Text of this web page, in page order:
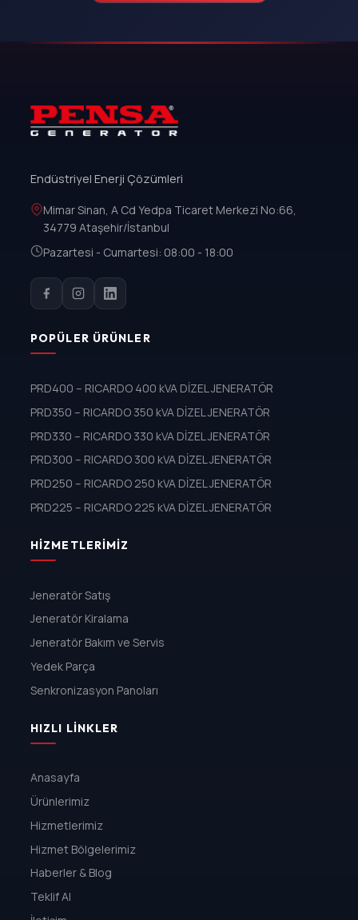
Endüstriyel Enerji Çözümleri
Mimar Sinan, A Cd Yedpa Ticaret Merkezi No:66,
34779 Ataşehir/İstanbul
Pazartesi - Cumartesi: 08:00 - 18:00
POPÜLER ÜRÜNLER
PRD400 – RICARDO 400 kVA DİZEL JENERATÖR
PRD350 – RICARDO 350 kVA DİZEL JENERATÖR
PRD330 – RICARDO 330 kVA DİZEL JENERATÖR
PRD300 – RICARDO 300 kVA DİZEL JENERATÖR
PRD250 – RICARDO 250 kVA DİZEL JENERATÖR
PRD225 – RICARDO 225 kVA DİZEL JENERATÖR
HIZMETLERIMIZ
Jeneratör Satış
Jeneratör Kiralama
Jeneratör Bakım ve Servis
Yedek Parça
Senkronizasyon Panoları
HIZLI LINKLER
Anasayfa
Ürünlerimiz
Hizmetlerimiz
Hizmet Bölgelerimiz
Haberler & Blog
Teklif Al